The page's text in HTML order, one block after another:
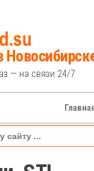
— на связи 24/7